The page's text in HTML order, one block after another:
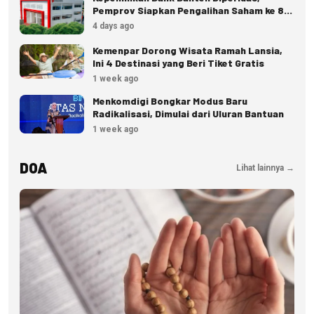
Pemprov Siapkan Pengalihan Saham ke 8
Pemda
4 days ago
Kemenpar Dorong Wisata Ramah Lansia,
Ini 4 Destinasi yang Beri Tiket Gratis
1 week ago
Menkomdigi Bongkar Modus Baru
Radikalisasi, Dimulai dari Uluran Bantuan
1 week ago
DOA Lihat lainnya →